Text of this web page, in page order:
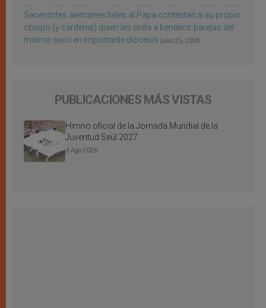
Sacerdotes alemanes fieles al Papa contestan a su propio
obispo (y cardenal) quien les orilla a bendecir parejas del
mismo sexo en importante diócesis julio 25, 2026
PUBLICACIONES MÁS VISTAS
Himno oficial de la Jornada Mundial de la
Juventud Seúl 2027
3 Ago 2026